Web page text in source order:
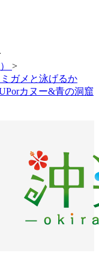
>
ガメと泳げるか
カヌー&青の洞窟